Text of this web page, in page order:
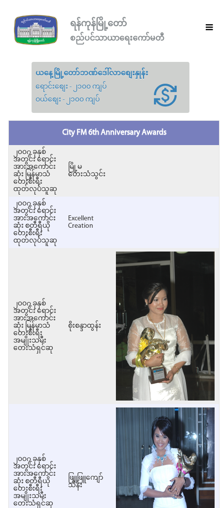
ရန်ကုန်မြို့တော်
စည်ပင်သာယာရေးကော်မတီ
ယနေ့မြို့တော်ဘဏ်ဒေါ်လာစျေးနှုန်း
ရောင်းစျေး - ၂၁၀၀ ကျပ်
ဝယ်စျေး - ၂၁၀၀ ကျပ်
City FM 6th Anniversary Awards
၂၀၀၇ ခုနှစ်
အတွင်း ရောင်း
အားအကောင်း
ဆုံး မြန်မာသံ
တေးစီးရီး
ထုတ်လုပ်သူဆု
မြို့မ
တေးသံသွင်း
၂၀၀၇ ခုနှစ်
အတွင်း ရောင်း
အားအကောင်း
ဆုံး စတီရီယို
တေးစီးရီး
ထုတ်လုပ်သူဆု
Excellent
Creation
၂၀၀၇ ခုနှစ်
အတွင်း ရောင်း
အားအကောင်း
ဆုံး မြန်မာသံ
တေးစီးရီး
အမျိုးသမီး
တေးသံရှင်ဆု
စိုးစန္ဒာထွန်း
၂၀၀၇ ခုနှစ်
အတွင်း ရောင်း
အားအကောင်း
ဆုံး စတီရီယို
တေးစီးရီး
အမျိုးသမီး
တေးသံရှင်ဆု
ဖြူဖြူကျော်
သိန်း